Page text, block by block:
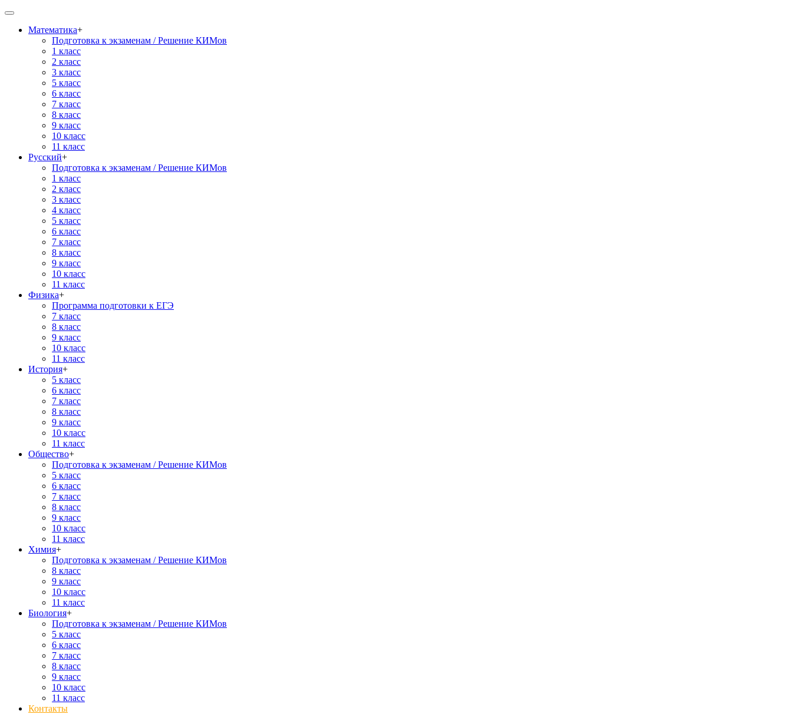
Математика+
Подготовка к экзаменам / Решение КИМов
1 класс
2 класс
3 класс
5 класс
6 класс
7 класс
8 класс
9 класс
10 класс
11 класс
Русский+
Подготовка к экзаменам / Решение КИМов
1 класс
2 класс
3 класс
4 класс
5 класс
6 класс
7 класс
8 класс
9 класс
10 класс
11 класс
Физика+
Программа подготовки к ЕГЭ
7 класс
8 класс
9 класс
10 класс
11 класс
История+
5 класс
6 класс
7 класс
8 класс
9 класс
10 класс
11 класс
Общество+
Подготовка к экзаменам / Решение КИМов
5 класс
6 класс
7 класс
8 класс
9 класс
10 класс
11 класс
Химия+
Подготовка к экзаменам / Решение КИМов
8 класс
9 класс
10 класс
11 класс
Биология+
Подготовка к экзаменам / Решение КИМов
5 класс
6 класс
7 класс
8 класс
9 класс
10 класс
11 класс
Контакты